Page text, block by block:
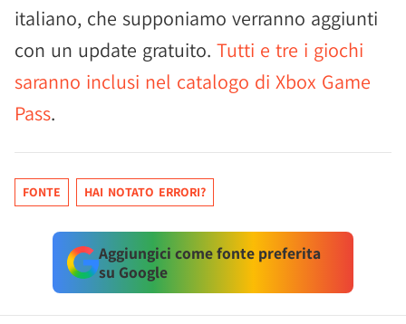
italiano, che supponiamo verranno aggiunti
con un update gratuito. Tutti e tre i giochi
saranno inclusi nel catalogo di Xbox Game
Pass.
FONTE HAI NOTATO ERRORI?
Aggiungici come fonte preferita
su Google